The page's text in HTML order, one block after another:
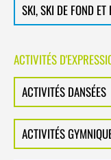
SKI, SKI DE FOND ET
ACTIVITÉS
ACTIVITÉS DANSÉES
ACTIVITÉS